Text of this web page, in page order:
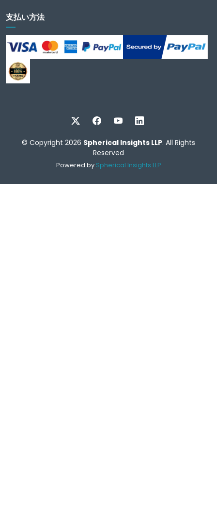
支払い方法
© Copyright 2026 Spherical Insights LLP. All Rights
Reserved
Powered by Spherical Insights LLP